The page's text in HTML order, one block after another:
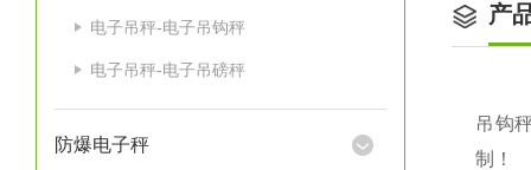
电子吊秤-电子吊钩秤
电子吊秤-电子吊磅秤
防爆电子秤
产
吊钩
制！